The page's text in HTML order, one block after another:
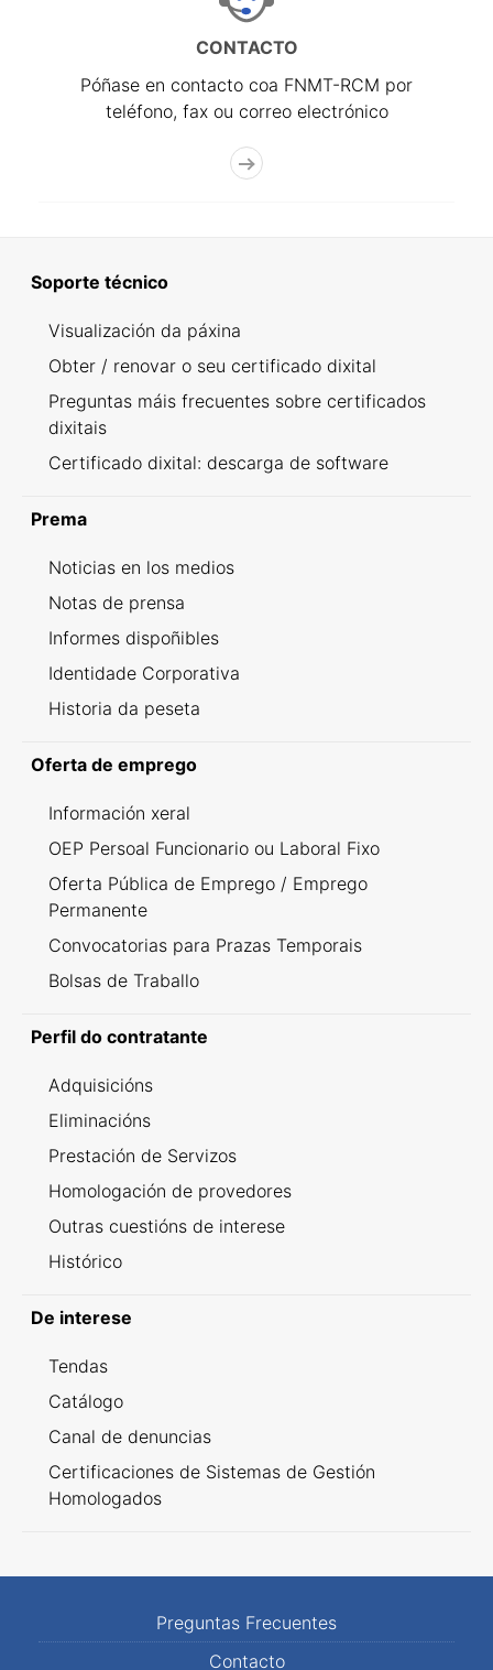
CONTACTO
Póñase en contacto coa FNMT-RCM por
teléfono, fax ou correo electrónico
Soporte técnico
Visualización da páxina
Obter / renovar o seu certificado dixital
Preguntas máis frecuentes sobre certificados
dixitais
Certificado dixital: descarga de software
Prema
Noticias en los medios
Notas de prensa
Informes dispoñibles
Identidade Corporativa
Historia da peseta
Oferta de emprego
Información xeral
OEP Persoal Funcionario ou Laboral Fixo
Oferta Pública de Emprego / Emprego
Permanente
Convocatorias para Prazas Temporais
Bolsas de Traballo
Perfil do contratante
Adquisicións
Eliminacións
Prestación de Servizos
Homologación de provedores
Outras cuestións de interese
Histórico
De interese
Tendas
Catálogo
Canal de denuncias
Certificaciones de Sistemas de Gestión
Homologados
Preguntas Frecuentes
Contacto